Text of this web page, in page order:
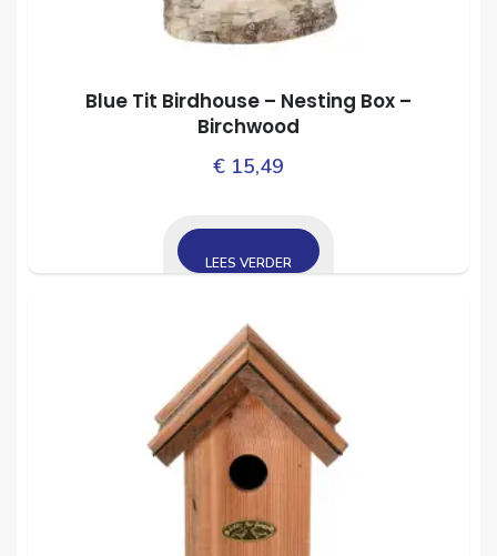
Blue Tit Birdhouse – Nesting Box –
Birchwood
€ 15,49
LEES VERDER